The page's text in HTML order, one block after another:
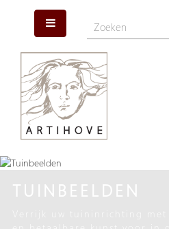
TUINBEELDEN